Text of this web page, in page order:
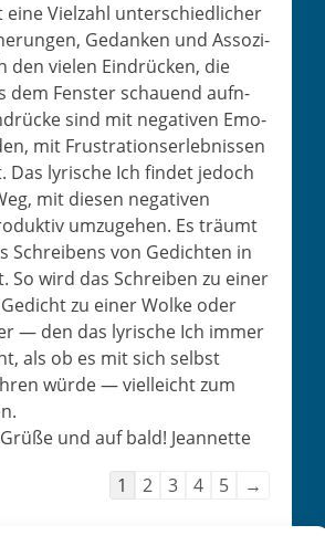
eine Vielzahl unter­schiedlich­er
Gedanken und Assozi­
den vie­len Ein­drück­en, die
dem Fen­ster schauend aufn­
sind mit neg­a­tiv­en Emo­
mit Frus­tra­tionser­leb­nis­sen
Das lyrische Ich find­et jedoch
mit diesen neg­a­tiv­en
umzuge­hen. Es träumt
Schreibens von Gedicht­en in
So wird das Schreiben zu ein­er
zu ein­er Wolke oder
— den das lyrische Ich immer
als ob es mit sich selb­st
würde — vielle­icht zum
und auf bald! Jeannette
Nav­
1 2 3 4 5 →